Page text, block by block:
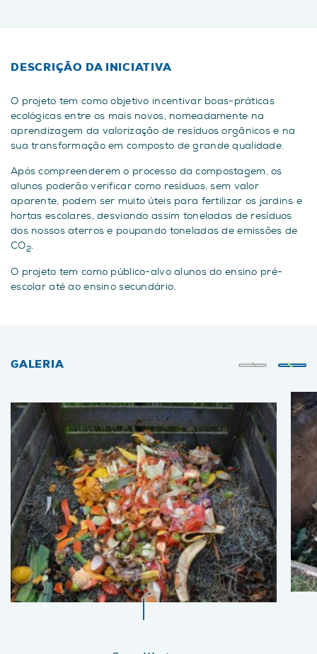
DESCRIÇÃO DA INICIATIVA
O projeto tem como objetivo incentivar boas-práticas
ecológicas entre os mais novos, nomeadamente na
aprendizagem da valorização de resíduos orgânicos e na
sua transformação em composto de grande qualidade.
Após compreenderem o processo da compostagem, os
alunos poderão verificar como resíduos, sem valor
aparente, podem ser muito úteis para fertilizar os jardins e
hortas escolares, desviando assim toneladas de resíduos
dos nossos aterros e poupando toneladas de emissões de
CO2.
O projeto tem como público-alvo alunos do ensino pré-
escolar até ao ensino secundário.
GALERIA